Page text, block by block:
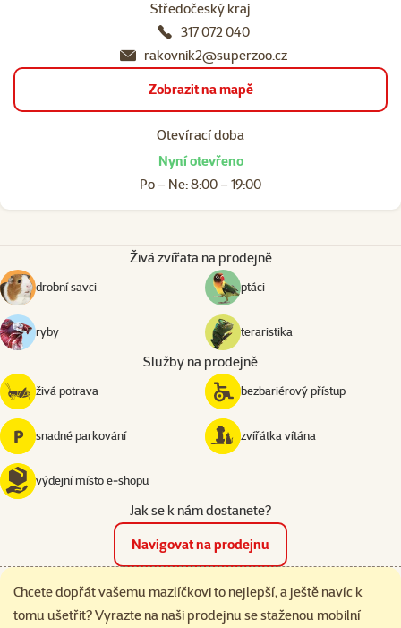
Středočeský kraj
317 072 040
rakovnik2@superzoo.cz
Zobrazit na mapě
Otevírací doba
Nyní otevřeno
Po – Ne: 8:00 – 19:00
Živá zvířata na prodejně
drobní savci ptáci
ryby teraristika
Služby na prodejně
živá potrava bezbariérový přístup
snadné parkování zvířátka vítána
výdejní místo e‑shopu
Jak se k nám dostanete?
Navigovat na prodejnu
Chcete dopřát vašemu mazlíčkovi to nejlepší, a ještě navíc k
tomu ušetřit? Vyrazte na naši prodejnu se staženou mobilní